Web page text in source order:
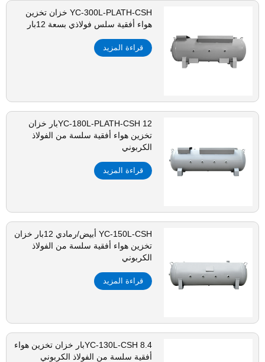
YC-300L-PLATH-CSH خزان تخزين
هواء أفقية سلس فولاذي بسعة 12بار
قراءة المزيد
YC-180L-PLATH-CSH 12بار خزان
تخزين هواء أفقية سلسة من الفولاذ
الكربوني
قراءة المزيد
YC-150L-CSH أبيض/رمادي 12بار خزان
تخزين هواء أفقية سلسة من الفولاذ
الكربوني
قراءة المزيد
YC-130L-CSH 8.4بار خزان تخزين هواء
أفقية سلسة من الفولاذ الكربوني